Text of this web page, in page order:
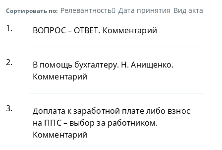
Сортировать по: Релевантность Дата принятия Вид акта
1. ВОПРОС – ОТВЕТ. Комментарий
2.
В помощь бухгалтеру. Н. Анищенко.
Комментарий
3.
Доплата к заработной плате либо взнос
на ППС – выбор за работником.
Комментарий